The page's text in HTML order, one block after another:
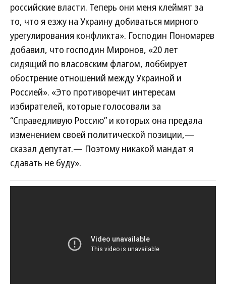
российские власти. Теперь они меня клеймят за
то, что я езжу на Украину добиваться мирного
урегулирования конфликта». Господин Пономарев
добавил, что господин Миронов, «20 лет
сидящий по власовским флагом, лоббирует
обострение отношений между Украиной и
Россией». «Это противоречит интересам
избирателей, которые голосовали за
“Справедливую Россию” и которых она предала
изменением своей политической позиции,—
сказал депутат.— Поэтому никакой мандат я
сдавать не буду».